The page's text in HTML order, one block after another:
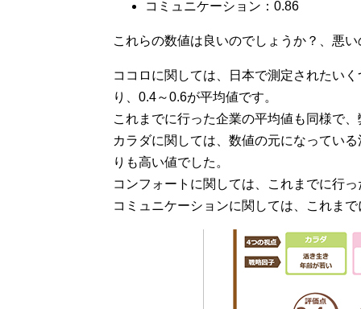
コミュニケーション：0.86
これらの数値は良いのでしょうか？、悪
ココロに関しては、日本で測定されたい
り、0.4～0.6が平均値です。
これまでに行った企業の平均値も同様で
カラダに関しては、数値の元になってい
りも高い値でした。
コンフォートに関しては、これまでに行
コミュニケーションに関しては、これま